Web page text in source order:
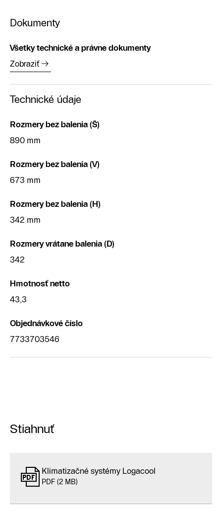
Dokumenty
Všetky technické a právne dokumenty
Zobraziť
Technické údaje
Rozmery bez balenia (Š)
890 mm
Rozmery bez balenia (V)
673 mm
Rozmery bez balenia (H)
342 mm
Rozmery vrátane balenia (D)
342
Hmotnosť netto
43,3
Objednávkové číslo
7733703546
Stiahnuť
Klimatizačné systémy Logacool
PDF (2 MB)